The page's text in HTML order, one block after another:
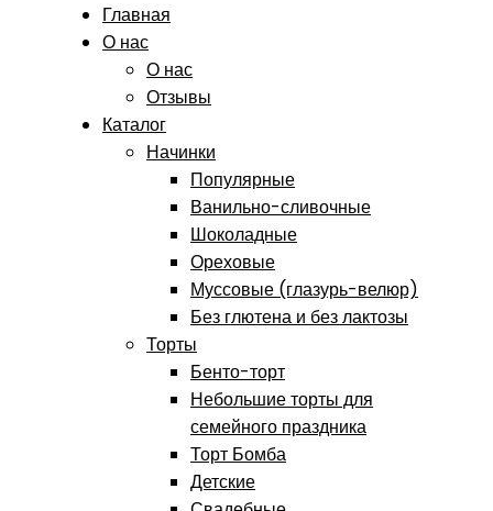
Главная
О нас
О нас
Отзывы
Каталог
Начинки
Популярные
Ванильно-сливочные
Шоколадные
Ореховые
Муссовые (глазурь-велюр)
Без глютена и без лактозы
Торты
Бенто-торт
Небольшие торты для
семейного праздника
Торт Бомба
Детские